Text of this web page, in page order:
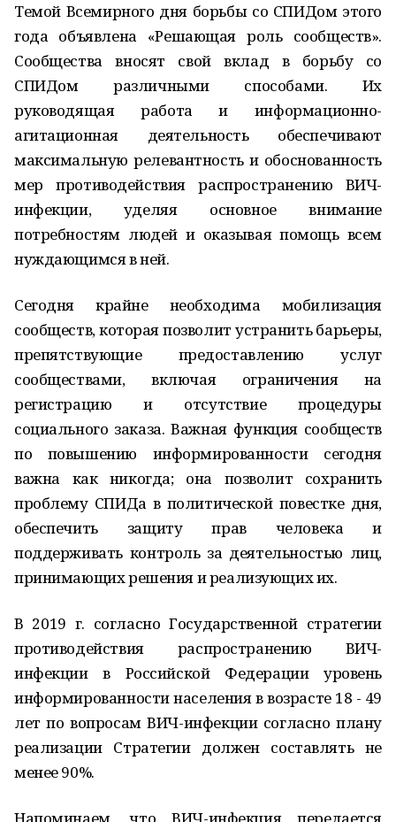
Темой Всемирного дня борьбы со СПИДом этого
года объявлена «Решающая роль сообществ».
Сообщества вносят свой вклад в борьбу со
СПИДом различными способами. Их
руководящая работа и информационно-
агитационная деятельность обеспечивают
максимальную релевантность и обоснованность
мер противодействия распространению ВИЧ-
инфекции, уделяя основное внимание
потребностям людей и оказывая помощь всем
нуждающимся в ней.
Сегодня крайне необходима мобилизация
сообществ, которая позволит устранить барьеры,
препятствующие предоставлению услуг
сообществами, включая ограничения на
регистрацию и отсутствие процедуры
социального заказа. Важная функция сообществ
по повышению информированности сегодня
важна как никогда; она позволит сохранить
проблему СПИДа в политической повестке дня,
обеспечить защиту прав человека и
поддерживать контроль за деятельностью лиц,
принимающих решения и реализующих их.
В 2019 г. согласно Государственной стратегии
противодействия распространению ВИЧ-
инфекции в Российской Федерации уровень
информированности населения в возрасте 18 - 49
лет по вопросам ВИЧ-инфекции согласно плану
реализации Стратегии должен составлять не
менее 90%.